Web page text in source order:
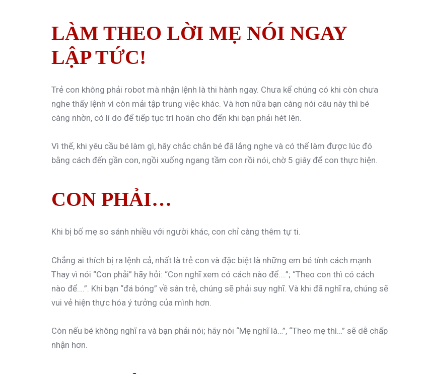
LÀM THEO LỜI MẸ NÓI NGAY
LẬP TỨC!
Trẻ con không phải robot mà nhận lệnh là thi hành ngay. Chưa kể chúng có khi còn chưa
nghe thấy lệnh vì còn mải tập trung việc khác. Và hơn nữa bạn càng nói câu này thì bé
càng nhờn, có lí do để tiếp tục trì hoãn cho đến khi bạn phải hét lên.
Vì thế, khi yêu cầu bé làm gì, hãy chắc chắn bé đã lắng nghe và có thể làm được lúc đó
bằng cách đến gần con, ngồi xuống ngang tầm con rồi nói, chờ 5 giây để con thực hiện.
CON PHẢI…
Khi bị bố mẹ so sánh nhiều với người khác, con chỉ càng thêm tự ti.
Chẳng ai thích bị ra lệnh cả, nhất là trẻ con và đặc biệt là những em bé tính cách mạnh.
Thay vì nói “Con phải” hãy hỏi: “Con nghĩ xem có cách nào để….”; “Theo con thì có cách
nào để….”. Khi bạn “đá bóng” về sân trẻ, chúng sẽ phải suy nghĩ. Và khi đã nghĩ ra, chúng sẽ
vui vẻ hiện thực hóa ý tưởng của mình hơn.
Còn nếu bé không nghĩ ra và bạn phải nói; hãy nói “Mẹ nghĩ là…”, “Theo mẹ thì…” sẽ dễ chấp
nhận hơn.